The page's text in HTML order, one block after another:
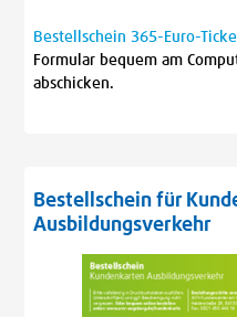
Bestellschein 365-Euro-
Formular bequem am
abschicken.
Bestellschein für
Ausbildungsverkehr